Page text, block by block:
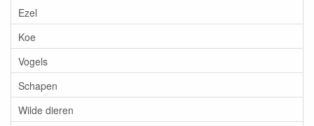
Ezel
Koe
Vogels
Schapen
Wilde dieren